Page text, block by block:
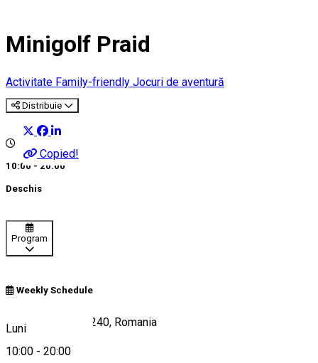
Minigolf Praid
Activitate Family-friendly Jocuri de aventură
Distribuie
Copied!
10:00 - 20:00
Deschis
Program
Weekly Schedule
Luni
10:00 - 20:00
Praid/Parajd 537240, Romania